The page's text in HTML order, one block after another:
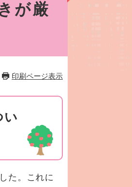
が厳
印刷ページ表示
い
た。これに